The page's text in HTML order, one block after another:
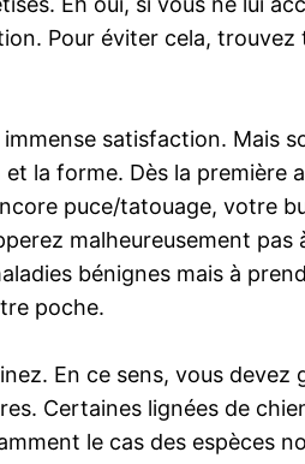
Pour éviter cela,
satisfaction. Mais
la forme. Dès la
puce/tatouage, votre
malheureusement
bénignes mais à
poche.
En ce sens, vous
Certaines lignées de
le cas des espèces